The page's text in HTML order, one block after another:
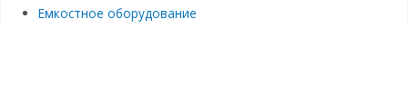
Емкостное оборудование